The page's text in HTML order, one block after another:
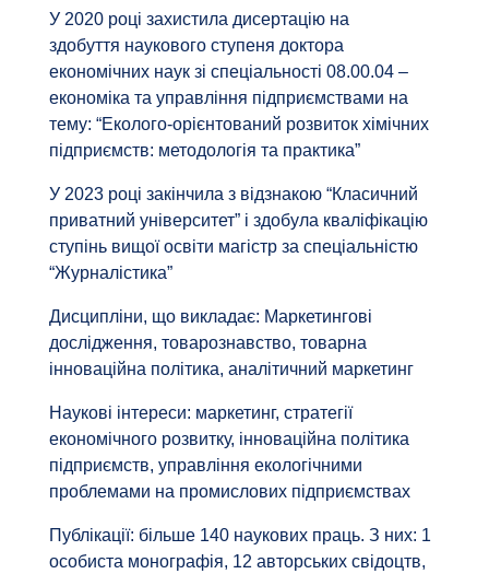
У 2020 році захистила дисертацію на
здобуття наукового ступеня доктора
економічних наук зі спеціальності 08.00.04 –
економіка та управління підприємствами на
тему: “Еколого-орієнтований розвиток хімічних
підприємств: методологія та практика”
У 2023 році закінчила з відзнакою “Класичний
приватний університет” і здобула кваліфікацію
ступінь вищої освіти магістр за спеціальністю
“Журналістика”
Дисципліни, що викладає: Маркетингові
дослідження, товарознавство, товарна
інноваційна політика, аналітичний маркетинг
Наукові інтереси: маркетинг, стратегії
економічного розвитку, інноваційна політика
підприємств, управління екологічними
проблемами на промислових підприємствах
Публікації: більше 140 наукових праць. З них: 1
особиста монографія, 12 авторських свідоцтв,